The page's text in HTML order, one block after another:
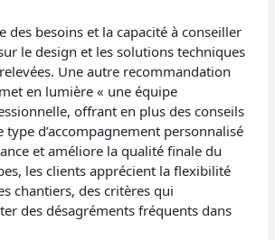
des besoins et la capacité à conseiller
le design et les solutions techniques
Une autre recommandation
en lumière « une équipe
offrant en plus des conseils
type d’accompagnement personnalisé
et améliore la qualité finale du
les clients apprécient la flexibilité
chantiers, des critères qui
des désagréments fréquents dans